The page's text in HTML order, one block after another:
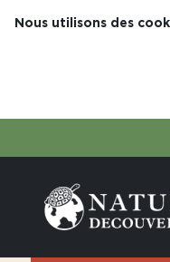
Nous utilisons des